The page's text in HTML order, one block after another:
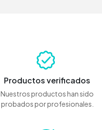
Productos verificados
Nuestros productos han sido
probados por profesionales.